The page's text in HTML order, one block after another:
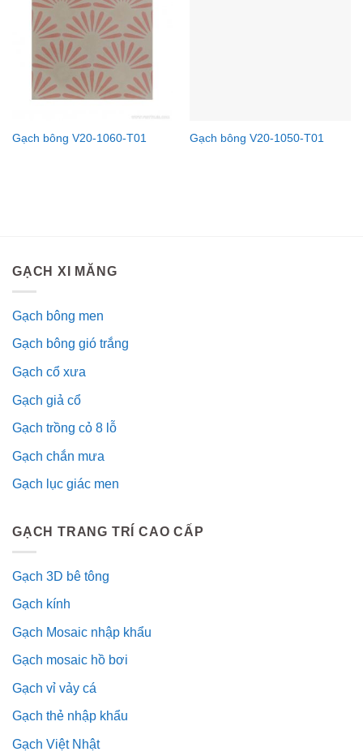
Gạch bông V20-1060-T01 Gạch bông V20-1050-T01
GẠCH XI MĂNG
Gạch bông men
Gạch bông gió trắng
Gạch cổ xưa
Gạch giả cổ
Gạch trồng cỏ 8 lỗ
Gạch chắn mưa
Gạch lục giác men
GẠCH TRANG TRÍ CAO CẤP
Gạch 3D bê tông
Gạch kính
Gạch Mosaic nhập khẩu
Gạch mosaic hồ bơi
Gạch vỉ vảy cá
Gạch thẻ nhập khẩu
Gạch Việt Nhật